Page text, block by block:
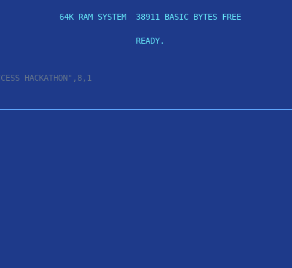
64K RAM SYSTEM  38911 BASIC BYTES FREE
READY.